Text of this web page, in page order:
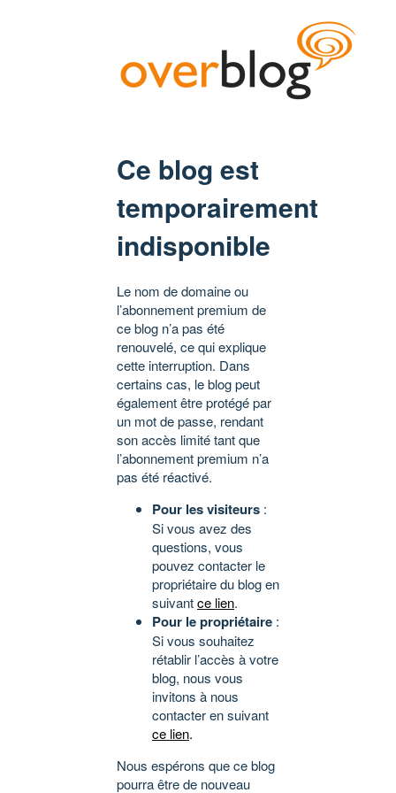
Ce blog est
temporairement
indisponible
Le nom de domaine ou
l’abonnement premium de
ce blog n’a pas été
renouvelé, ce qui explique
cette interruption. Dans
certains cas, le blog peut
également être protégé par
un mot de passe, rendant
son accès limité tant que
l’abonnement premium n’a
pas été réactivé.
Pour les visiteurs :
Si vous avez des
questions, vous
pouvez contacter le
propriétaire du blog en
suivantce lien.
Pour le propriétaire :
Si vous souhaitez
rétablir l’accès à votre
blog, nous vous
invitons à nous
contacter en suivant
ce lien.
Nous espérons que ce blog
pourra être de nouveau